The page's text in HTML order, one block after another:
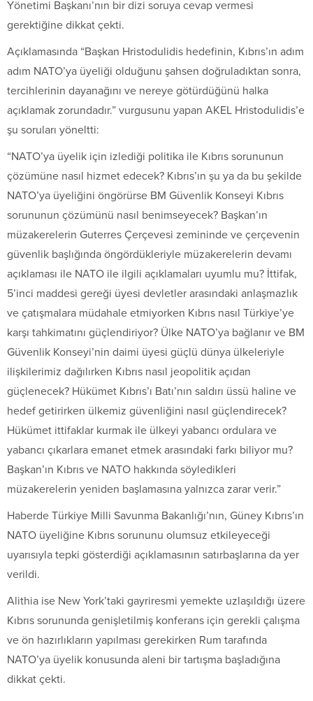
Yönetimi Başkanı’nın bir dizi soruya cevap vermesi
gerektiğine dikkat çekti.
Açıklamasında “Başkan Hristodulidis hedefinin, Kıbrıs’ın adım
adım NATO’ya üyeliği olduğunu şahsen doğruladıktan sonra,
tercihlerinin dayanağını ve nereye götürdüğünü halka
açıklamak zorundadır.” vurgusunu yapan AKEL Hristodulidis’e
şu soruları yöneltti:
“NATO’ya üyelik için izlediği politika ile Kıbrıs sorununun
çözümüne nasıl hizmet edecek? Kıbrıs’ın şu ya da bu şekilde
NATO’ya üyeliğini öngörürse BM Güvenlik Konseyi Kıbrıs
sorununun çözümünü nasıl benimseyecek? Başkan’ın
müzakerelerin Guterres Çerçevesi zemininde ve çerçevenin
güvenlik başlığında öngördükleriyle müzakerelerin devamı
açıklaması ile NATO ile ilgili açıklamaları uyumlu mu? İttifak,
5’inci maddesi gereği üyesi devletler arasındaki anlaşmazlık
ve çatışmalara müdahale etmiyorken Kıbrıs nasıl Türkiye’ye
karşı tahkimatını güçlendiriyor? Ülke NATO’ya bağlanır ve BM
Güvenlik Konseyi’nin daimi üyesi güçlü dünya ülkeleriyle
ilişkilerimiz dağılırken Kıbrıs nasıl jeopolitik açıdan
güçlenecek? Hükümet Kıbrıs’ı Batı’nın saldırı üssü haline ve
hedef getirirken ülkemiz güvenliğini nasıl güçlendirecek?
Hükümet ittifaklar kurmak ile ülkeyi yabancı ordulara ve
yabancı çıkarlara emanet etmek arasındaki farkı biliyor mu?
Başkan’ın Kıbrıs ve NATO hakkında söyledikleri
müzakerelerin yeniden başlamasına yalnızca zarar verir.”
Haberde Türkiye Milli Savunma Bakanlığı’nın, Güney Kıbrıs’ın
NATO üyeliğine Kıbrıs sorununu olumsuz etkileyeceği
uyarısıyla tepki gösterdiği açıklamasının satırbaşlarına da yer
verildi.
Alithia ise New York’taki gayriresmi yemekte uzlaşıldığı üzere
Kıbrıs sorununda genişletilmiş konferans için gerekli çalışma
ve ön hazırlıkların yapılması gerekirken Rum tarafında
NATO’ya üyelik konusunda aleni bir tartışma başladığına
dikkat çekti.